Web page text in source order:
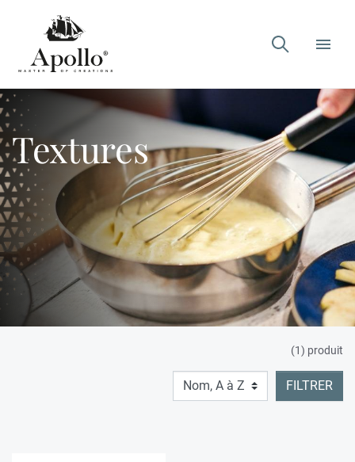

Textures
(1) produit
FILTRER